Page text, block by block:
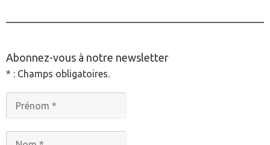
Abonnez-vous à notre newsletter
* : Champs obligatoires.